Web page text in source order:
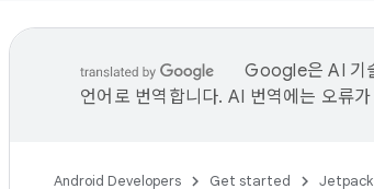
Google은 AI 기
언어로 번역합니다. AI 번역에는 오류
Android Developers Get started Jetpack